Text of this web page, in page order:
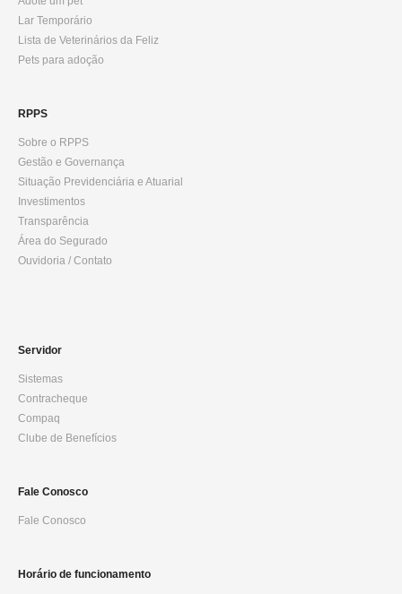
Lar Temporário
Lista de Veterinários da Feliz
Pets para adoção
RPPS
Sobre o RPPS
Gestão e Governança
Situação Previdenciária e Atuarial
Investimentos
Transparência
Área do Segurado
Ouvidoria / Contato
Servidor
Sistemas
Contracheque
Compaq
Clube de Benefícios
Fale Conosco
Fale Conosco
Horário de funcionamento